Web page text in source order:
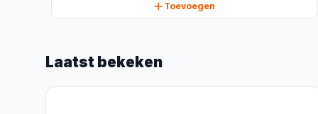
Toevoegen
Laatst bekeken